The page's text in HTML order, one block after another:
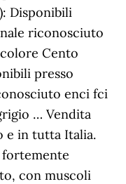
Disponibili
riconosciuto
Cento
presso
enci fci
… Vendita
e in tutta Italia.
con muscoli